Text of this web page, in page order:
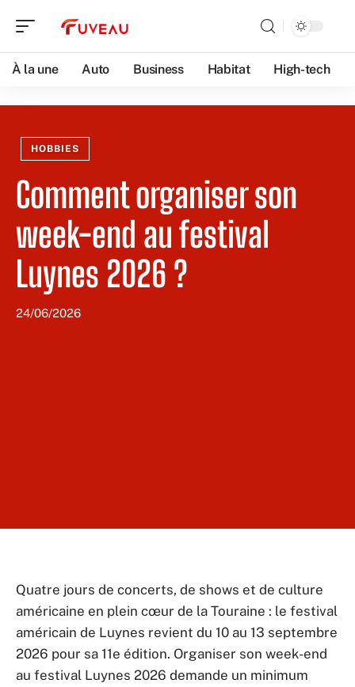
À la une Auto Business Habitat High-tech
HOBBIES
Comment organiser son
week-end au festival
Luynes 2026 ?
24/06/2026
Quatre jours de concerts, de shows et de culture
américaine en plein cœur de la Touraine : le festival
américain de Luynes revient du 10 au 13 septembre
2026 pour sa 11e édition. Organiser son week-end
au festival Luynes 2026 demande un minimum